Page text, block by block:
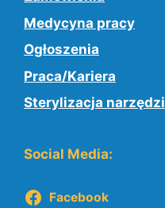
Medycyna pracy
Ogłoszenia
Praca/Kariera
Sterylizacja narzędzi
Social Media:
Facebook